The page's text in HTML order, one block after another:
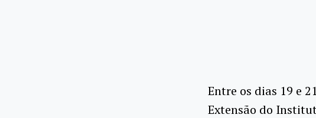
Entre os dias 19 e
Extensão do